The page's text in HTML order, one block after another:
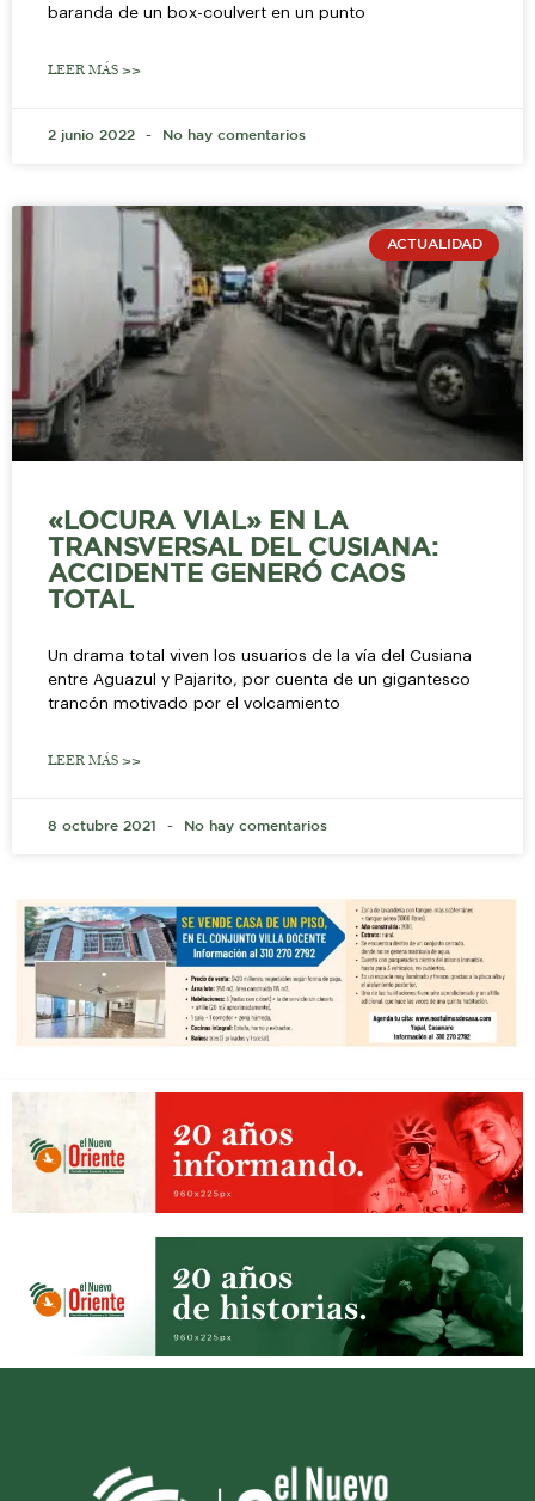
baranda de un box-coulvert en un punto
LEER MÁS >>
2 junio 2022 No hay comentarios
ACTUALIDAD
«LOCURA VIAL» EN LA
TRANSVERSAL DEL CUSIANA:
ACCIDENTE GENERÓ CAOS
TOTAL
Un drama total viven los usuarios de la vía del Cusiana
entre Aguazul y Pajarito, por cuenta de un gigantesco
trancón motivado por el volcamiento
LEER MÁS >>
8 octubre 2021 No hay comentarios